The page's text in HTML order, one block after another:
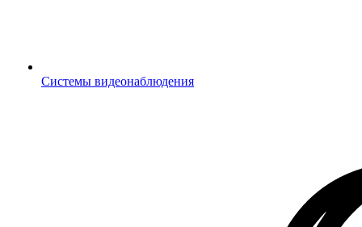
Системы видеонаблюдения